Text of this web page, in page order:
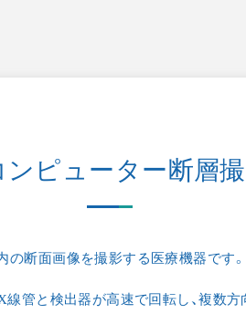
ンピューター断層
の断面画像を撮影する医療機器です。
線管と検出器が高速で回転し、複数